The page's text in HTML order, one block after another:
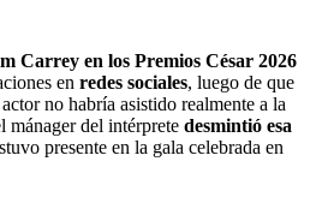
Carrey en los Premios César 2026
en redes sociales, luego de que
no habría asistido realmente a la
mánager del intérprete desmintió esa
presente en la gala celebrada en